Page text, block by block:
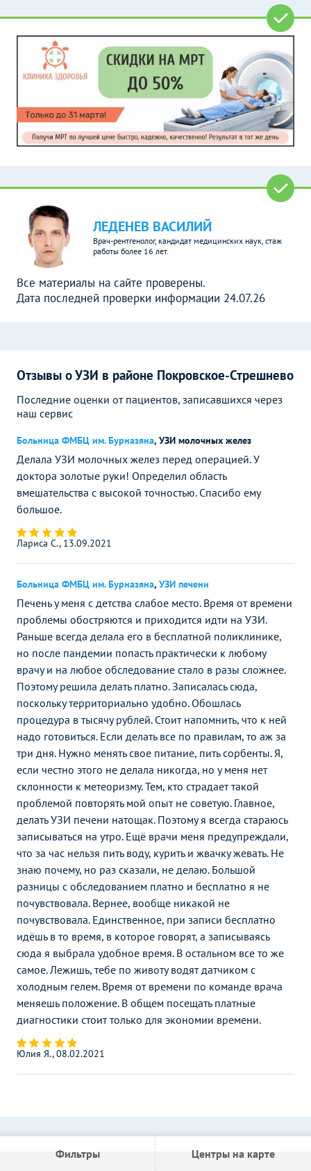
Фильтры Центры на карте
ЛЕДЕНЕВ ВАСИЛИЙ
Врач-рентгенолог, кандидат медицинских наук, стаж
работы более 16 лет.
Все материалы на сайте проверены.
Дата последней проверки информации 24.07.26
Отзывы о УЗИ в районе Покровское-Стрешнево
Последние оценки от пациентов, записавшихся через
наш сервис
Больница ФМБЦ им. Бурназяна, УЗИ молочных желез
Делала УЗИ молочных желез перед операцией. У
доктора золотые руки! Определил область
вмешательства с высокой точностью. Спасибо ему
большое.
Лариса С., 13.09.2021
Больница ФМБЦ им. Бурназяна, УЗИ печени
Печень у меня с детства слабое место. Время от времени
проблемы обостряются и приходится идти на УЗИ.
Раньше всегда делала его в бесплатной поликлинике,
но после пандемии попасть практически к любому
врачу и на любое обследование стало в разы сложнее.
Поэтому решила делать платно. Записалась сюда,
поскольку территориально удобно. Обошлась
процедура в тысячу рублей. Стоит напомнить, что к ней
надо готовиться. Если делать все по правилам, то аж за
три дня. Нужно менять свое питание, пить сорбенты. Я,
если честно этого не делала никогда, но у меня нет
склонности к метеоризму. Тем, кто страдает такой
проблемой повторять мой опыт не советую. Главное,
делать УЗИ печени натощак. Поэтому я всегда стараюсь
записываться на утро. Ещё врачи меня предупреждали,
что за час нельзя пить воду, курить и жвачку жевать. Не
знаю почему, но раз сказали, не делаю. Большой
разницы с обследованием платно и бесплатно я не
почувствовала. Вернее, вообще никакой не
почувствовала. Единственное, при записи бесплатно
идёшь в то время, в которое говорят, а записываясь
сюда я выбрала удобное время. В остальном все то же
самое. Лежишь, тебе по животу водят датчиком с
холодным гелем. Время от времени по команде врача
меняешь положение. В общем посещать платные
диагностики стоит только для экономии времени.
Юлия Я., 08.02.2021